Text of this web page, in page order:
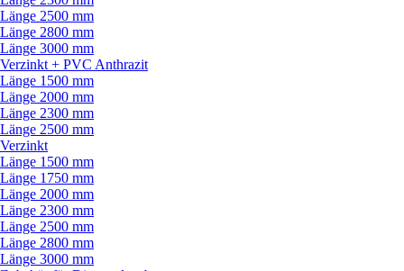
Länge 2500 mm
Länge 2800 mm
Länge 3000 mm
Verzinkt + PVC Anthrazit
Länge 1500 mm
Länge 2000 mm
Länge 2300 mm
Länge 2500 mm
Verzinkt
Länge 1500 mm
Länge 1750 mm
Länge 2000 mm
Länge 2300 mm
Länge 2500 mm
Länge 2800 mm
Länge 3000 mm